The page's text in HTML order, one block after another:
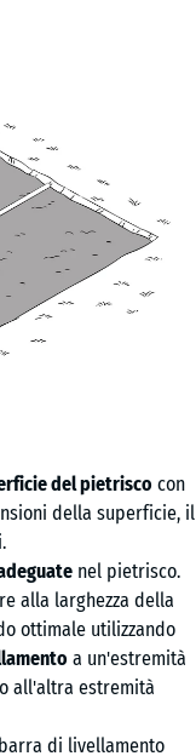
del pietrisco con
della superficie, il
nel pietrisco.
alla larghezza della
ottimale utilizzando
a un'estremità
all'altra estremità
di livellamento